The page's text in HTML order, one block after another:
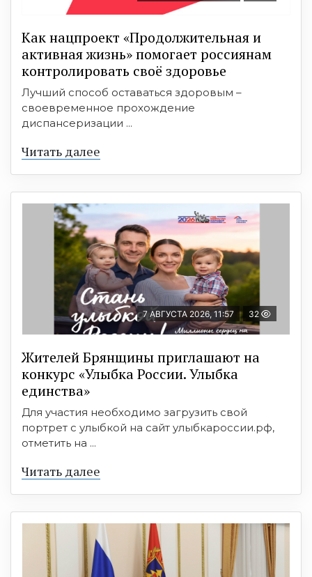
Как нацпроект «Продолжительная и
активная жизнь» помогает россиянам
контролировать своё здоровье
Лучший способ оставаться здоровым –
своевременное прохождение
диспансеризации ...
Читать далее
7 АВГУСТА 2026, 11:57 32
Жителей Брянщины приглашают на
конкурс «Улыбка России. Улыбка
единства»
Для участия необходимо загрузить свой
портрет с улыбкой на сайт улыбкароссии.рф,
отметить на ...
Читать далее